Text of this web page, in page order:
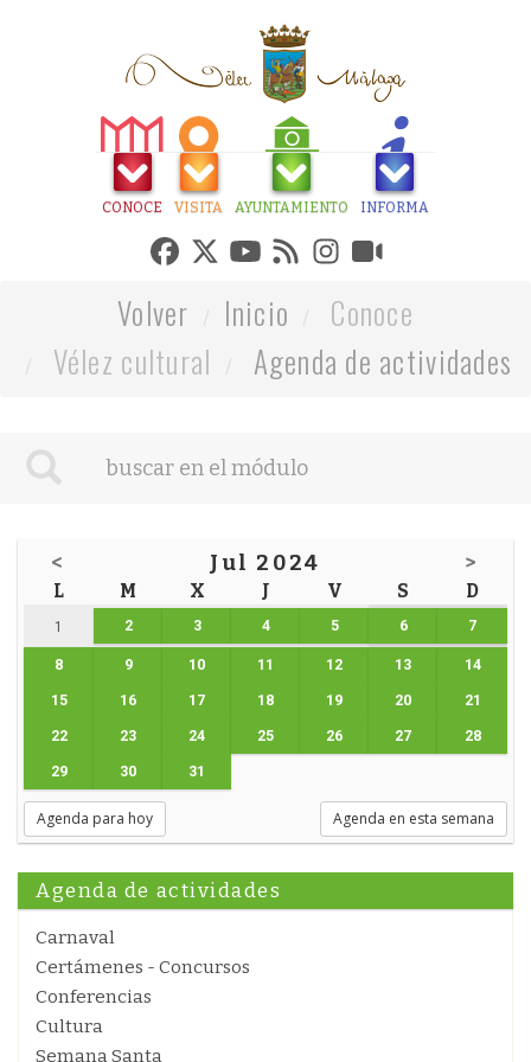
CONOCE VISITA AYUNTAMIENTO INFORMA
Volver Inicio
Conoce
Vélez cultural
Agenda de actividades
< Jul 2024 >
L M X J V S D
1 2 3 4 5 6 7
8 9 10 11 12 13 14
15 16 17 18 19 20 21
22 23 24 25 26 27 28
29 30 31
Agenda para hoy Agenda en esta semana
Agenda de actividades
Carnaval
Certámenes - Concursos
Conferencias
Cultura
Semana Santa